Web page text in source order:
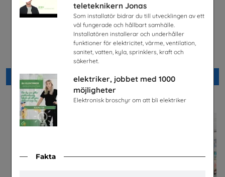
Fakta
teleteknikern Jonas
Som installatör bidrar du till utvecklingen av ett
väl fungerade och hållbart samhälle.
Installatören installerar och underhåller
funktioner för elektricitet, värme, ventilation,
sanitet, vatten, kyla, sprinklers, kraft och
säkerhet.
elektriker, jobbet med 1000
möjligheter
Elektronisk broschyr om att bli elektriker
Snabbval - SYV studier
Snabbval - blandade avsändare
Beställ 0kr
Fordonstekniker
Beställ 0kr